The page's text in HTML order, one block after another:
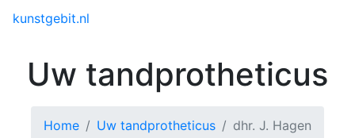
kunstgebit.nl
Uw tandprotheticus
Home Uw tandprotheticus dhr. J. Hagen